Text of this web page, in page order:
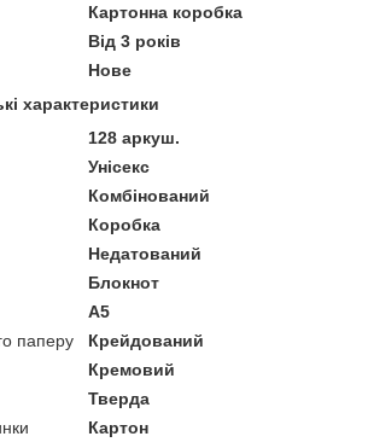
Картонна коробка
Від 3 років
Нове
характеристики
128 аркуш.
Унісекс
Комбінований
Коробка
Недатований
Блокнот
А5
паперу
Крейдований
Кремовий
Тверда
Картон